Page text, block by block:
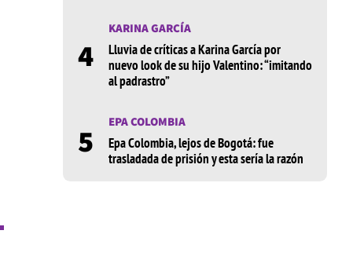
4
KARINA GARCÍA
Lluvia de críticas a Karina García por
nuevo look de su hijo Valentino: “imitando
al padrastro”
5
EPA COLOMBIA
Epa Colombia, lejos de Bogotá: fue
trasladada de prisión y esta sería la razón